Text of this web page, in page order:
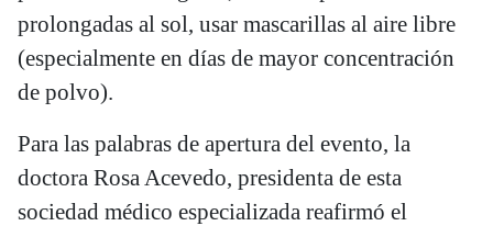
prolongadas al sol, usar mascarillas al aire libre
(especialmente en días de mayor concentración
de polvo).
Para las palabras de apertura del evento, la
doctora Rosa Acevedo, presidenta de esta
sociedad médico especializada reafirmó el